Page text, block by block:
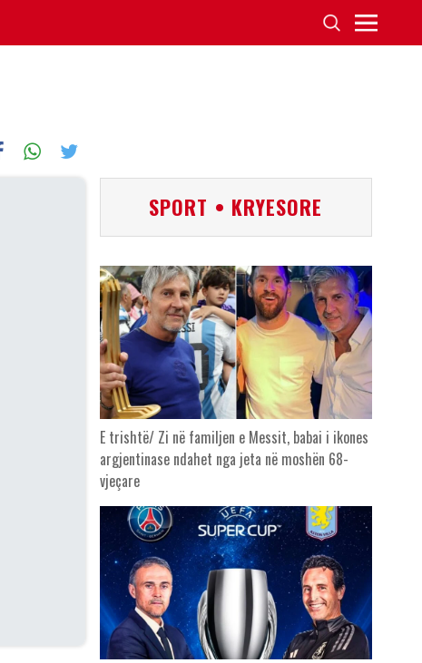
SPORT • KRYESORE
E trishtë/ Zi në familjen e Messit, babai i ikones
argjentinase ndahet nga jeta në moshën 68-
vjeçare